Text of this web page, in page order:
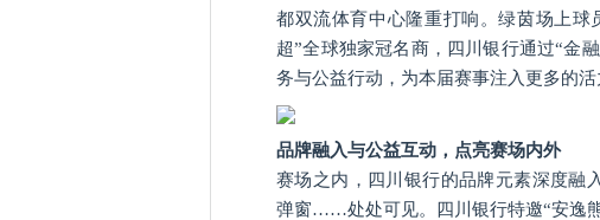
都双流体育中心隆重打响。绿茵场上球
超”全球独家冠名商，四川银行通过“金
务与公益行动，为本届赛事注入更多的活
品牌融入与公益互动，点亮赛场内外
赛场之内，四川银行的品牌元素深度融
弹窗……处处可见。四川银行特邀“安逸